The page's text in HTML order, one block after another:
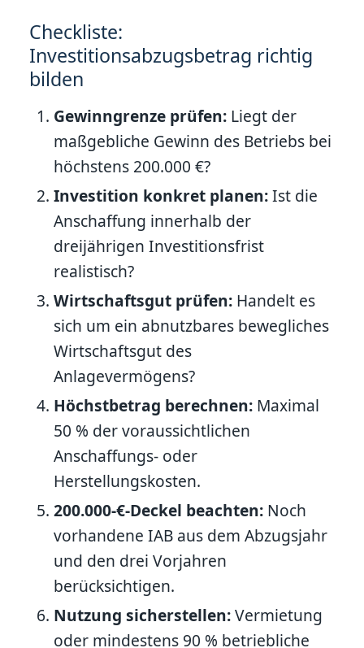
Checkliste:
Investitionsabzugsbetrag richtig
bilden
Gewinngrenze prüfen: Liegt der
maßgebliche Gewinn des Betriebs bei
höchstens 200.000 €?
Investition konkret planen:Ist die
Anschaffung innerhalb der
dreijährigen Investitionsfrist
realistisch?
Wirtschaftsgut prüfen: Handelt es
sich um ein abnutzbares bewegliches
Wirtschaftsgut des
Anlagevermögens?
Höchstbetrag berechnen: Maximal
50 % der voraussichtlichen
Anschaffungs- oder
Herstellungskosten.
200.000-€-Deckel beachten: Noch
vorhandene IAB aus dem Abzugsjahr
und den drei Vorjahren
berücksichtigen.
Nutzung sicherstellen:Vermietung
oder mindestens 90 % betriebliche